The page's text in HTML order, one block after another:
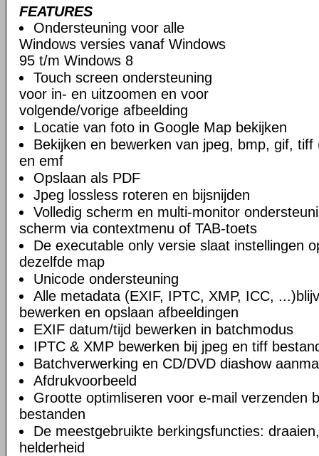
FEATURES
Ondersteuning voor alle
Windows versies vanaf Windows
95 t/m Windows 8
Touch screen ondersteuning
voor in- en uitzoomen en voor
volgende/vorige afbeelding
Locatie van foto in Google Map bekijken
Bekijken en bewerken van jpeg, bmp, gif,
en emf
Opslaan als PDF
Jpeg lossless roteren en bijsnijden
Volledig scherm en multi-monitor
scherm via contextmenu of TAB-toets
De executable only versie slaat instellingen
dezelfde map
Unicode ondersteuning
Alle metadata (EXIF, IPTC, XMP, ICC,
bewerken en opslaan afbeeldingen
EXIF datum/tijd bewerken in batchmodus
IPTC & XMP bewerken bij jpeg en tiff
Batchverwerking en CD/DVD diashow
Afdrukvoorbeeld
Grootte optimliseren voor e-mail verzenden
bestanden
De meestgebruikte berkingsfuncties:
helderheid